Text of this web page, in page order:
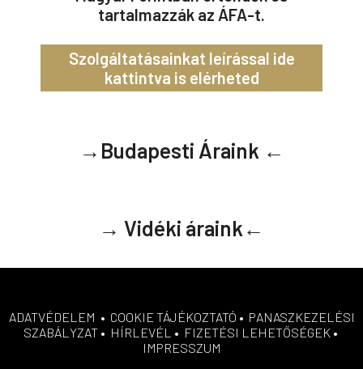
tartalmazzák az ÁFA-t.
Szolgáltatásainkat leírással ide
kattintva is elérheted
→Budapesti Áraink ←
→ Vidéki áraink←
ADATVÉDELEM • COOKIE TÁJÉKOZTATÓ • PANASZKEZELÉSI
SZABÁLYZAT• HÍRLEVÉL • FIZETÉSI LEHETŐSÉGEK•
IMPRESSZUM